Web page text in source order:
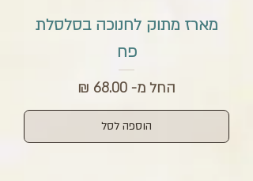
מארז מתוק לחנוכה בסלסלת
פח
החל מ-
מחיר מבצע
הוספה לסל